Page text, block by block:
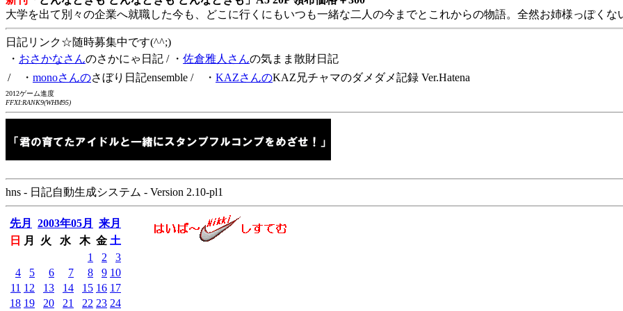
大学を出て別々の企業へ就職した今も、どこに行くにもいつも一緒な二人の今までとこれからの物語。全然お姉様っぽくな
日記リンク☆随時募集中です(^^;)
・ おさかなさんのさかにゃ日記 / ・ 佐倉雅人さんの気まま散財日記
/ ・ monoさんのさぼり日記ensemble / ・ KAZさんのKAZ兄チャマのダメダメ記録 Ver.Hatena
2012ゲーム進度
FFXI:RANK9(WHM95)
hns - 日記自動生成システム - Version 2.10-pl1
先月 2003年05月
来月
日
月 火 水 木 金 土
1
2
3
4
5 6 7 8 9 10
11 12 13 14 15 16 17
18 19 20 21 22 23 24